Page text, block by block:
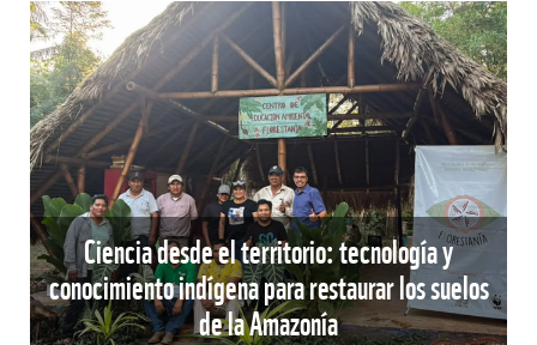
Ciencia desde el territorio: tecnología y
conocimiento indígena para restaurar los suelos
de la Amazonía